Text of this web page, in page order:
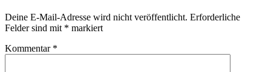
Deine E-Mail-Adresse wird nicht veröffentlicht. Erforderliche
Felder sind mit * markiert
Kommentar *